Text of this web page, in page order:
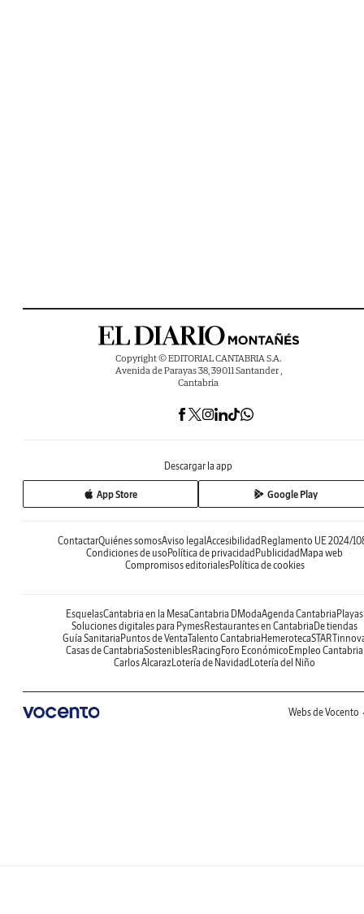
Copyright © EDITORIAL CANTABRIA S.A.
Avenida de Parayas 38, 39011 Santander ,
Cantabria
Descargar la app
App Store Google Play
ContactarQuiénes somosAviso legal Accesibilidad Reglamento UE 2024/
Condiciones de uso Política de privacidad Publicidad Mapa web
Compromisos editorialesPolítica de cookies
EsquelasCantabria en la MesaCantabria DModaAgenda Cantabria Playas
Soluciones digitales para PymesRestaurantes en Cantabria De tiendas
Guía Sanitaria Puntos de VentaTalento Cantabria Hemeroteca
Casas de CantabriaSosteniblesRacing Foro Económico Empleo Cantabria
Carlos AlcarazLotería de Navidad Lotería del Niño
Webs de Vocento